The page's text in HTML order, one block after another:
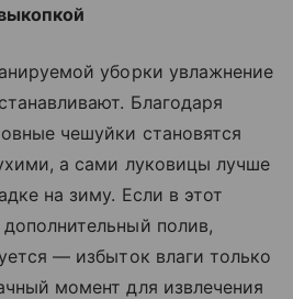
уборки увлажнение
Благодаря
чешуйки становятся
а сами луковицы лучше
на зиму. Если в этот
полив,
— избыток влаги только
момент для извлечения